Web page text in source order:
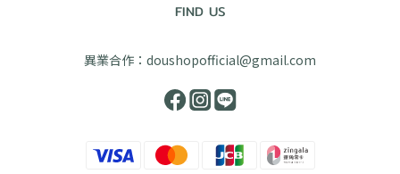
FIND US
異業合作：doushopofficial@gmail.com